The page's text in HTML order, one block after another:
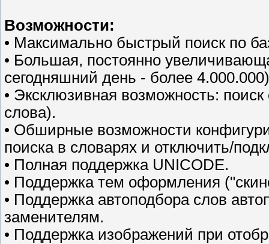
Возможности:
• Максимально быстрый поиск по
• Большая, постоянно
сегодняшний день - более
• Эксклюзивная возможность:
слова).
• Обширные возможности
поиска в словарях и отключить/
• Полная поддержка UNICODE.
• Поддержка тем оформления
• Поддержка автоподбора слов
заменителям.
• Поддержка изображений при